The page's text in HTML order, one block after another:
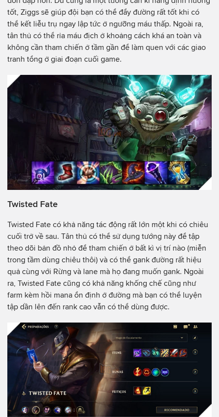
tốt, Ziggs sẽ giúp đội bạn có thể đẩy đường rất tốt khi có
thể kết liễu trụ ngay lập tức ở ngưỡng máu thấp. Ngoài ra,
tân thủ có thể rỉa máu địch ở khoảng cách khá an toàn và
không cần tham chiến ở tầm gần để làm quen với các giao
tranh tổng ở giai đoạn cuối game.
Twisted Fate
Twisted Fate có khả năng tác động rất lớn một khi có chiêu
cuối trở về sau. Tân thủ có thể sử dụng tướng này để tập
theo dõi bản đồ nhỏ để tham chiến ở bất kì vị trí nào (miễn
trong tầm dùng chiêu thôi) và có thể gank đường rất hiệu
quả cùng với Rừng và lane mà họ đang muốn gank. Ngoài
ra, Twisted Fate cũng có khả năng khống chế cũng như
farm kèm hồi mana ổn định ở đường mà bạn có thể luyện
tập dần lên đến rank cao vẫn có thể dùng được.